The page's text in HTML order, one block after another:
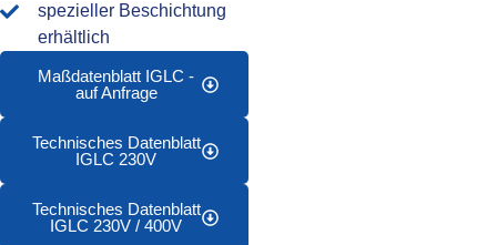
spezieller Beschichtung
erhältlich
Maßdatenblatt IGLC -
auf Anfrage
Technisches Datenblatt
IGLC 230V
Technisches Datenblatt
IGLC 230V / 400V